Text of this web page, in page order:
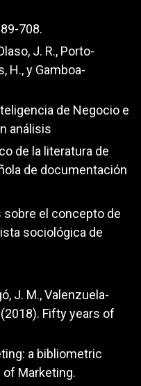
708.
J. R., Porto-
H., y Gamboa-
de Negocio e
análisis
de la literatura de
de documentación
sobre el concepto de
sociológica de
J. M., Valenzuela-
Fifty years of
a bibliometric
of Marketing.